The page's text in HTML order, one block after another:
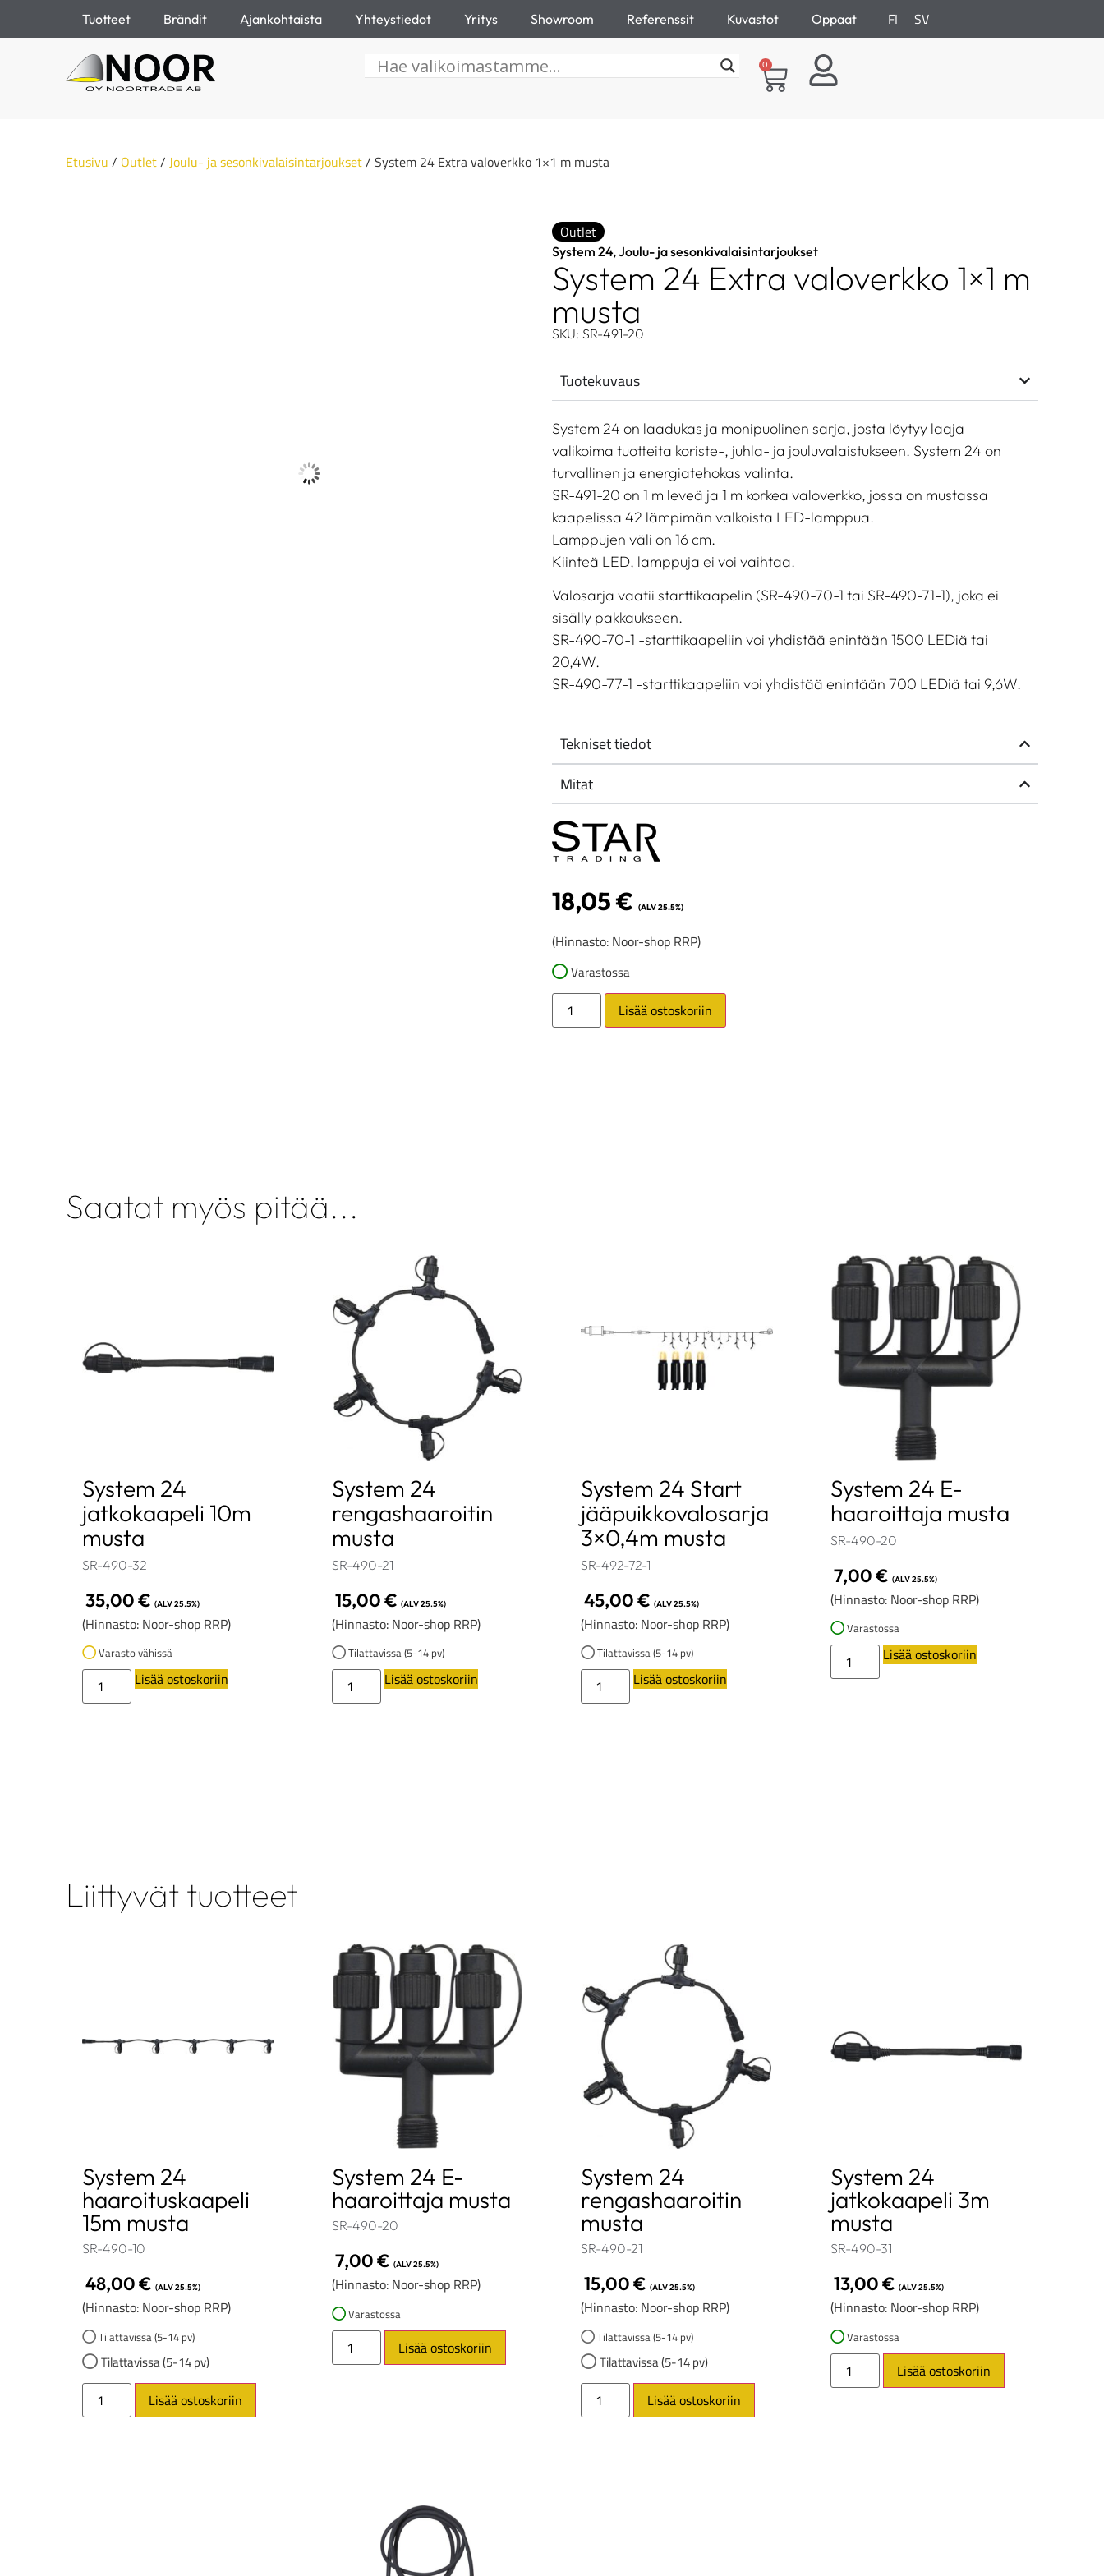
Tuotteet Brändit Ajankohtaista Yhteystiedot Yritys Showroom Referenssit Kuvastot Oppaat FI SV
0
Etusivu / Outlet/ Joulu- ja sesonkivalaisintarjoukset/ System 24 Extra valoverkko 1×1 m musta
Outlet
System 24,Joulu- ja sesonkivalaisintarjoukset
System 24 Extra valoverkko 1×1 m
musta
SKU: SR-491-20
Tuotekuvaus
System 24 on laadukas ja monipuolinen sarja, josta löytyy laaja
valikoima tuotteita koriste-, juhla- ja jouluvalaistukseen. System 24 on
turvallinen ja energiatehokas valinta.
SR-491-20 on 1 m leveä ja 1 m korkea valoverkko, jossa on mustassa
kaapelissa 42 lämpimän valkoista LED-lamppua.
Lamppujen väli on 16 cm.
Kiinteä LED, lamppuja ei voi vaihtaa.
Valosarja vaatii starttikaapelin (SR-490-70-1 tai SR-490-71-1), joka ei
sisälly pakkaukseen.
SR-490-70-1 -starttikaapeliin voi yhdistää enintään 1500 LEDiä tai
20,4W.
SR-490-77-1 -starttikaapeliin voi yhdistää enintään 700 LEDiä tai 9,6W.
Tekniset tiedot
Mitat
18,05€ (ALV 25.5%)
(Hinnasto: Noor-shop RRP)
Varastossa
Lisää ostoskoriin
Saatat myös pitää...
System 24
jatkokaapeli 10m
musta
SR-490-32
35,00€ (ALV 25.5%)
(Hinnasto: Noor-shop RRP)
Varasto vähissä
Lisää ostoskoriin
System 24
rengashaaroitin
musta
SR-490-21
15,00€ (ALV 25.5%)
(Hinnasto: Noor-shop RRP)
Tilattavissa (5-14 pv)
Lisää ostoskoriin
System 24 Start
jääpuikkovalosarja
3×0,4m musta
SR-492-72-1
45,00€ (ALV 25.5%)
(Hinnasto: Noor-shop RRP)
Tilattavissa (5-14 pv)
Lisää ostoskoriin
System 24 E-
haaroittaja musta
SR-490-20
7,00€ (ALV 25.5%)
(Hinnasto: Noor-shop RRP)
Varastossa
Lisää ostoskoriin
Liittyvät tuotteet
System 24
haaroituskaapeli
15m musta
SR-490-10
48,00€ (ALV 25.5%)
(Hinnasto: Noor-shop RRP)
Tilattavissa (5-14 pv)
Tilattavissa (5-14 pv)
Lisää ostoskoriin
System 24 E-
haaroittaja musta
SR-490-20
7,00€ (ALV 25.5%)
(Hinnasto: Noor-shop RRP)
Varastossa
Lisää ostoskoriin
System 24
rengashaaroitin
musta
SR-490-21
15,00€ (ALV 25.5%)
(Hinnasto: Noor-shop RRP)
Tilattavissa (5-14 pv)
Tilattavissa (5-14 pv)
Lisää ostoskoriin
System 24
jatkokaapeli 3m
musta
SR-490-31
13,00€ (ALV 25.5%)
(Hinnasto: Noor-shop RRP)
Varastossa
Lisää ostoskoriin